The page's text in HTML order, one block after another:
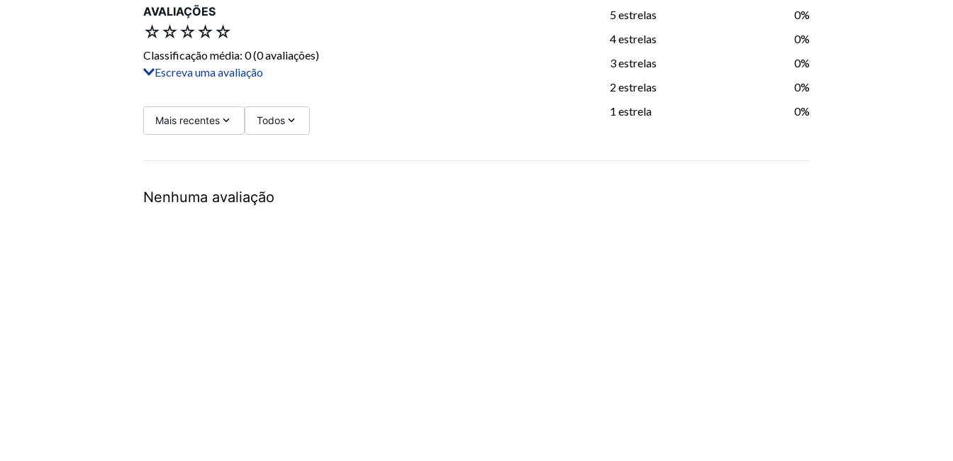
AVALIAÇÕES
☆☆☆☆☆
Classificação média: 0(0 avaliações)
5 estrelas
0%
4 estrelas
0%
3 estrelas
0%
2 estrelas
0%
1 estrela
0%
Escreva uma avaliação
Título
Avalie o produto de 1 a 5 estrelas
Seu nome
Mais recentes Todos
Nenhuma avaliação